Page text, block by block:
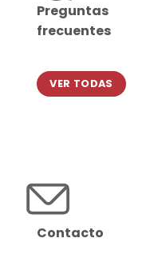
Preguntas
frecuentes
VER TODAS
Contacto